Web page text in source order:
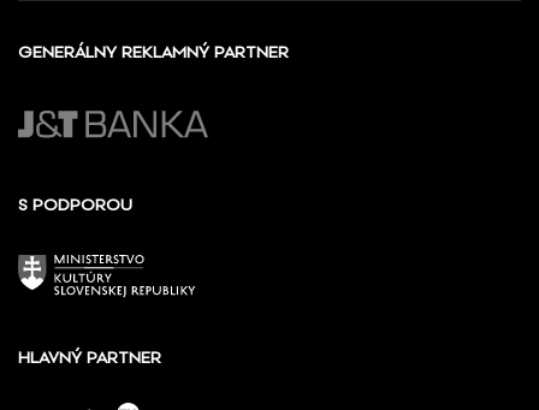
GENERÁLNY REKLAMNÝ PARTNER
S PODPOROU
HLAVNÝ PARTNER